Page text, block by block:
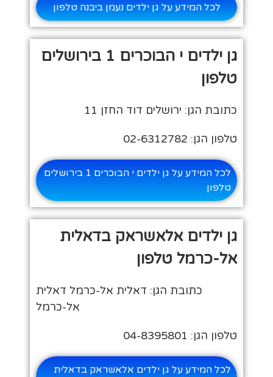
לכל המידע על גן ילדים נעמן ביבנה טלפון
גן ילדים י הבוכרים 1 בירושלים
טלפון
כתובת הגן: ירושלים דוד החזן 11
טלפון הגן: 02-6312782
לכל המידע על גן ילדים י הבוכרים 1 בירושלים
טלפון
גן ילדים אלאשראק בדאלית
אל-כרמל טלפון
כתובת הגן: דאלית אל-כרמל דאלית
אל-כרמל
טלפון הגן: 04-8395801
לכל המידע על גן ילדים אלאשראק בדאלית